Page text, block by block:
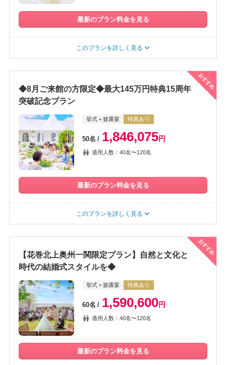
最新のプラン料金を見る
このプランを詳しく見る
おすすめ
◆8月ご来館の方限定◆最大145万円特典15周年
突破記念プラン
挙式＋披露宴 特典あり
50名 1,846,075円
適用人数：40名〜120名
最新のプラン料金を見る
このプランを詳しく見る
おすすめ
【花巻北上奥州一関限定プラン】自然と文化と
時代の結婚式スタイルを◆
挙式＋披露宴 特典あり
60名 1,590,600円
適用人数：40名〜120名
最新のプラン料金を見る